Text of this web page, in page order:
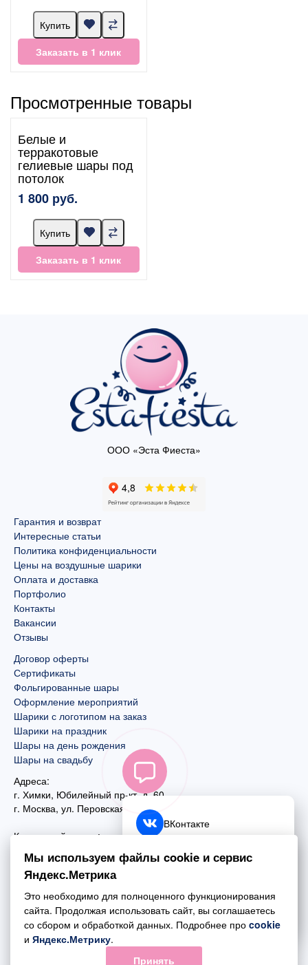
Купить
Заказать в 1 клик
Просмотренные товары
Белые и
терракотовые
гелиевые шары под
потолок
1 800 руб.
Купить
Заказать в 1 клик
ООО «Эста Фиеста»
Гарантия и возврат
Интересные статьи
Политика конфиденциальности
Цены на воздушные шарики
Оплата и доставка
Портфолио
Контакты
Вакансии
Отзывы
Договор оферты
Сертификаты
Фольгированные шары
Оформление мероприятий
Шарики с логотипом на заказ
Шарики на праздник
Шары на день рождения
Шары на свадьбу
Адреса:
г. Химки, Юбилейный пр-кт, д. 60
г. Москва, ул. Перовская, д. 59
Контактный номер:
+7 (495) 970-44-75
Почта:
mail@esta-fiesta.ru
Режим работы интернет-магазина:
ПН-ВС с 09:00 до 21:00
ВКонтакте
Telegram
Обратный звонок
Мы используем файлы cookie и сервис
Яндекс.Метрика
Это необходимо для полноценного функционирования
сайта. Продолжая использовать сайт, вы соглашаетесь
со сбором и обработкой данных. Подробнее про cookie
и Яндекс.Метрику.
Принять